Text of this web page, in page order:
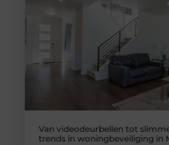
Van videodeurbellen tot
trends in woningbeveiliging in